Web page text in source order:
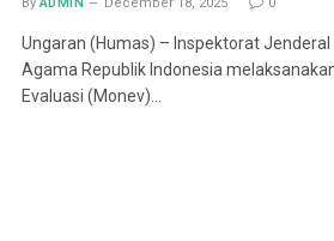
Ungaran (Humas) – Inspektorat
Agama Republik Indonesia
Evaluasi (Monev)…